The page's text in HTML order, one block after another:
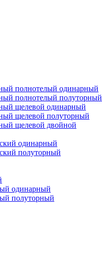
полнотелый одинарный
полнотелый полуторный
щелевой одинарный
щелевой полуторный
щелевой двойной
одинарный
полуторный
одинарный
полуторный